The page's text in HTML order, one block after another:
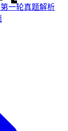
第一轮真题解析